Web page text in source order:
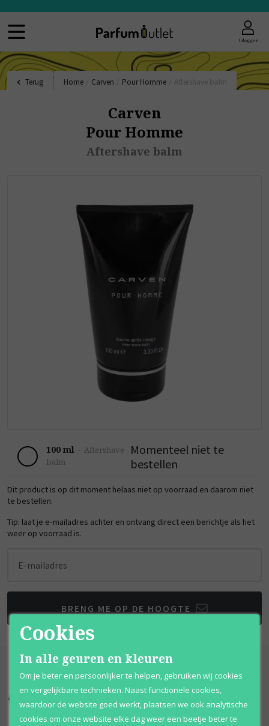
Inloggen
Terug Home Carven Pour Homme
Carven
Pour Homme
Aftershave balm
100 ml - Aftershave
balm
Momenteel niet te
bestellen
Dit product is op dit moment helaas niet op voorraad en daarom niet
te bestellen.
Tip: laat je e-mailadres achter en ontvang direct een berichtje als het
weer op voorraad is.
E-mailadres
BRENG ME OP DE HOOGTE
Cookies
In alle geuren en kleuren
Om je beter en persoonlijker te helpen, gebruiken wij cookies
en vergelijkbare technieken. Naast functionele cookies,
waardoor de website goed werkt, plaatsen we ook analytische
cookies om onze website elke dag weer een beetje beter te